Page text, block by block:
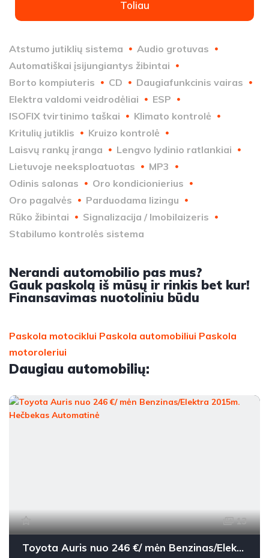
Toliau
Atstumo jutiklių sistema
Audio grotuvas
Automatiškai įsijungiantys žibintai
Borto kompiuteris
CD
Daugiafunkcinis vairas
Elektra valdomi veidrodėliai
ESP
ISOFIX tvirtinimo taškai
Klimato kontrolė
Kritulių jutiklis
Kruizo kontrolė
Laisvų rankų įranga
Lengvo lydinio ratlankiai
Lietuvoje neeksploatuotas
MP3
Odinis salonas
Oro kondicionierius
Oro pagalvės
Parduodama lizingu
Rūko žibintai
Signalizacija / Imobilaizeris
Stabilumo kontrolės sistema
Nerandi automobilio pas mus?
Gauk paskolą iš mūsų ir rinkis bet kur!
Finansavimas nuotoliniu būdu
Paskola motociklui Paskola automobiliui Paskola
motoroleriui
Daugiau automobilių:
13
Toyota Auris nuo 246 €/ mėn Benzinas/Elektra 2015m. Hečbekas Automatinė